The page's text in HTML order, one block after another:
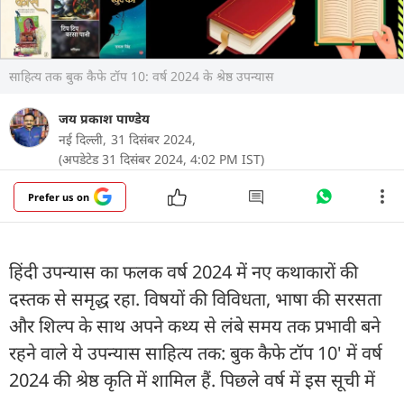
साहित्य तक बुक कैफे टॉप 10: वर्ष 2024 के श्रेष्ठ उपन्यास
जय प्रकाश पाण्डेय
नई दिल्ली, 31 दिसंबर 2024,
(अपडेटेड 31 दिसंबर 2024, 4:02 PM IST)
Prefer us on
हिंदी उपन्यास का फलक वर्ष 2024 में नए कथाकारों की
दस्तक से समृद्ध रहा. विषयों की विविधता, भाषा की सरसता
और शिल्प के साथ अपने कथ्य से लंबे समय तक प्रभावी बने
रहने वाले ये उपन्यास साहित्य तक: बुक कैफे टॉप 10' में वर्ष
2024 की श्रेष्ठ कृति में शामिल हैं. पिछले वर्ष में इस सूची में